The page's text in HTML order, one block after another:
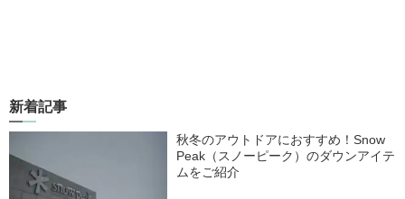
新着記事
秋冬のアウトドアにおすすめ！Snow
Peak（スノーピーク）のダウンアイテ
ムをご紹介